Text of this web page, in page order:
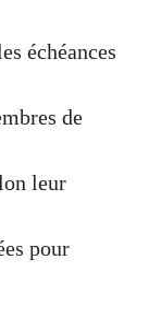
échéances
de
leur
pour